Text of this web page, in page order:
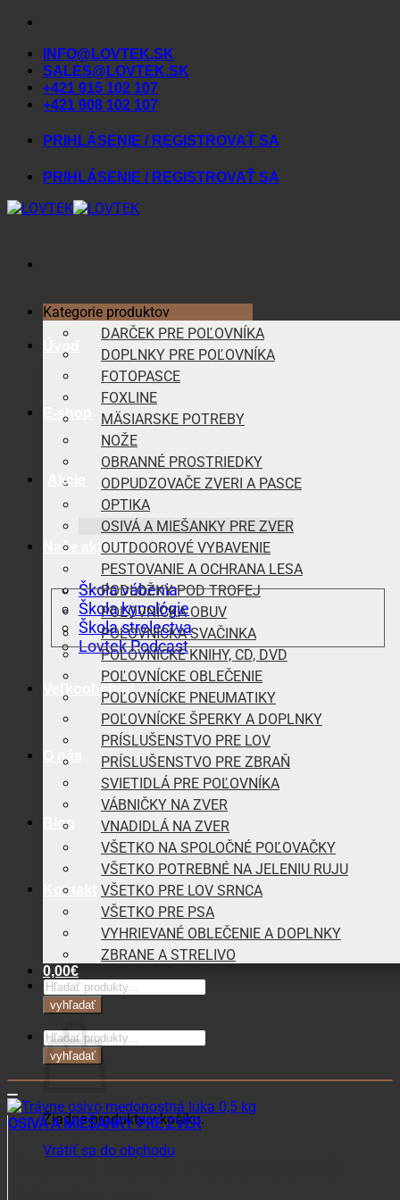
Skip
contentINFO@LOVTEK.SK
SALES@LOVTEK.SK
+421 915 102 107
+421 908 102 107
PRIHLÁSENIE / REGISTROVAŤ SA
PRIHLÁSENIE / REGISTROVAŤ SA
E-shop
Akcie
Naše aktivity
Škola vábenia
Škola kynológie
Škola strelectva
Lovtek Podcast
Veľkoobchod
O nás
Blog
Kontakt
0,00€
Košík
Žiadne produkty v košíku.
Vrátiť sa do obchodu
Kategorie produktov
DARČEK PRE POĽOVNÍKA
DOPLNKY PRE POĽOVNÍKA
FOTOPASCE
FOXLINE
MÄSIARSKE POTREBY
NOŽE
OBRANNÉ PROSTRIEDKY
ODPUDZOVAČE ZVERI A PASCE
OPTIKA
OSIVÁ A MIEŠANKY PRE ZVER
OUTDOOROVÉ VYBAVENIE
PESTOVANIE A OCHRANA LESA
PODLOŽKY POD TROFEJ
POĽOVNÍCKA OBUV
POĽOVNÍCKA SVAČINKA
POĽOVNÍCKE KNIHY, CD, DVD
POĽOVNÍCKE OBLEČENIE
POĽOVNÍCKE PNEUMATIKY
POĽOVNÍCKE ŠPERKY A DOPLNKY
PRÍSLUŠENSTVO PRE LOV
PRÍSLUŠENSTVO PRE ZBRAŇ
SVIETIDLÁ PRE POĽOVNÍKA
VÁBNIČKY NA ZVER
VNADIDLÁ NA ZVER
VŠETKO NA SPOLOČNÉ POĽOVAČKY
VŠETKO POTREBNÉ NA JELENIU RUJU
VŠETKO PRE LOV SRNCA
VŠETKO PRE PSA
VYHRIEVANÉ OBLEČENIE A DOPLNKY
ZBRANE A STRELIVO
Products
search
vyhľadať
Products
search
vyhľadať
OSIVÁ A MIEŠANKY PRE ZVER
Trávne osivo medonostná